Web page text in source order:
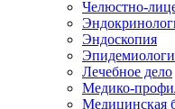
Челюстно-
Эндоскопия
Лечебное дело
Медико-
Медицинская